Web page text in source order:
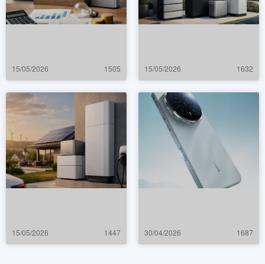
15/05/2026 1505 15/05/2026 1632
15/05/2026 1447 30/04/2026 1687